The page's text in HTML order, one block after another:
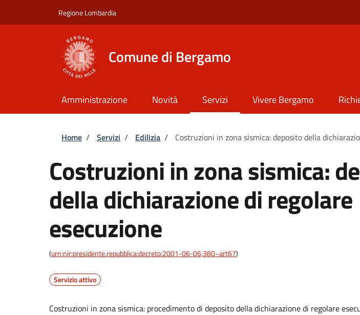
Regione Lombardia
Comune di Bergamo
Amministrazione Novità Servizi Vivere Bergamo
Briciole di pane
Home / Servizi / Edilizia / Costruzioni in zona sismica: deposito della
Costruzioni in zona sismica:
della dichiarazione di regolare
esecuzione
(urn:nir:presidente.repubblica:decreto:2001-06-06;380~art67)
Servizio attivo
Costruzioni in zona sismica: procedimento di deposito della dichiarazione di regolare